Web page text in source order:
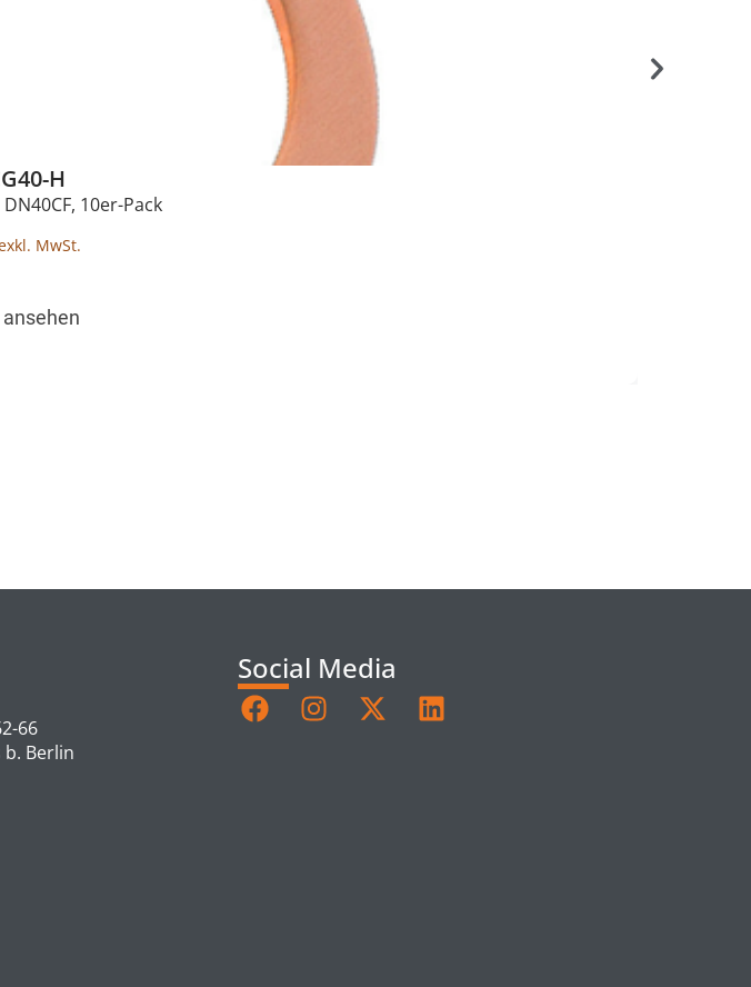
H
10er-Pack
66
b. Berlin
Social Media